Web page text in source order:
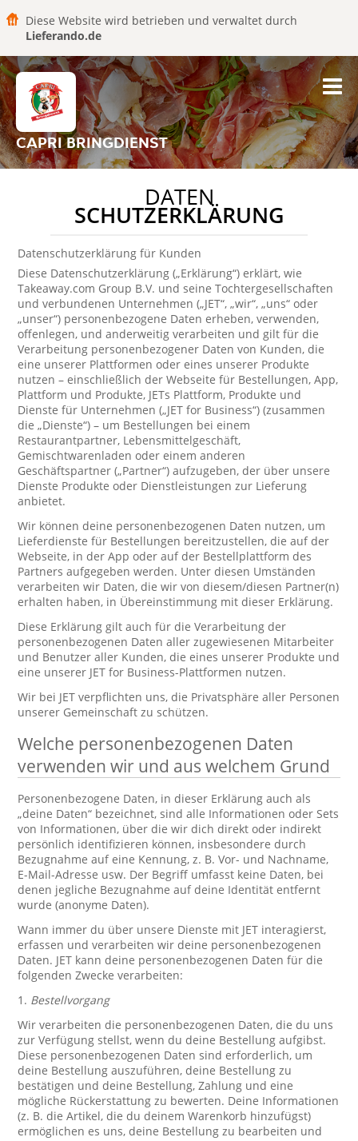
Diese Website wird betrieben und verwaltet durch
Lieferando.de
CAPRI BRINGDIENST
DATEN
SCHUTZERKLÄRUNG
Datenschutzerklärung für Kunden
Diese Datenschutzerklärung („Erklärung“) erklärt, wie
Takeaway.com Group B.V. und seine Tochtergesellschaften
und verbundenen Unternehmen („JET“, „wir“, „uns“ oder
„unser“) personenbezogene Daten erheben, verwenden,
offenlegen, und anderweitig verarbeiten und gilt für die
Verarbeitung personenbezogener Daten von Kunden, die
eine unserer Plattformen oder eines unserer Produkte
nutzen – einschließlich der Webseite für Bestellungen, App,
Plattform und Produkte, JETs Plattform, Produkte und
Dienste für Unternehmen („JET for Business“) (zusammen
die „Dienste“) – um Bestellungen bei einem
Restaurantpartner, Lebensmittelgeschäft,
Gemischtwarenladen oder einem anderen
Geschäftspartner („Partner“) aufzugeben, der über unsere
Dienste Produkte oder Dienstleistungen zur Lieferung
anbietet.
Wir können deine personenbezogenen Daten nutzen, um
Lieferdienste für Bestellungen bereitzustellen, die auf der
Webseite, in der App oder auf der Bestellplattform des
Partners aufgegeben werden. Unter diesen Umständen
verarbeiten wir Daten, die wir von diesem/diesen Partner(n)
erhalten haben, in Übereinstimmung mit dieser Erklärung.
Diese Erklärung gilt auch für die Verarbeitung der
personenbezogenen Daten aller zugewiesenen Mitarbeiter
und Benutzer aller Kunden, die eines unserer Produkte und
eine unserer JET for Business-Plattformen nutzen.
Wir bei JET verpflichten uns, die Privatsphäre aller Personen
unserer Gemeinschaft zu schützen.
Welche personenbezogenen Daten
verwenden wir und aus welchem Grund
Personenbezogene Daten, in dieser Erklärung auch als
„deine Daten“ bezeichnet, sind alle Informationen oder Sets
von Informationen, über die wir dich direkt oder indirekt
persönlich identifizieren können, insbesondere durch
Bezugnahme auf eine Kennung, z. B. Vor- und Nachname,
E-Mail-Adresse usw. Der Begriff umfasst keine Daten, bei
denen jegliche Bezugnahme auf deine Identität entfernt
wurde (anonyme Daten).
Wann immer du über unsere Dienste mit JET interagierst,
erfassen und verarbeiten wir deine personenbezogenen
Daten. JET kann deine personenbezogenen Daten für die
folgenden Zwecke verarbeiten:
1. Bestellvorgang
Wir verarbeiten die personenbezogenen Daten, die du uns
zur Verfügung stellst, wenn du deine Bestellung aufgibst.
Diese personenbezogenen Daten sind erforderlich, um
deine Bestellung auszuführen, deine Bestellung zu
bestätigen und deine Bestellung, Zahlung und eine
mögliche Rückerstattung zu bewerten. Deine Informationen
(z. B. die Artikel, die du deinem Warenkorb hinzufügst)
ermöglichen es uns, deine Bestellung zu bearbeiten und